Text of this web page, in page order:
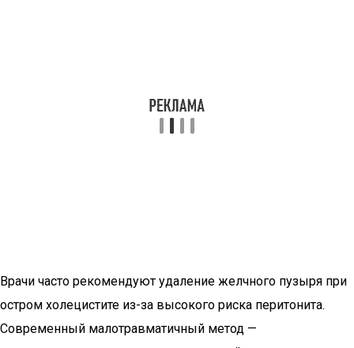
Врачи часто рекомендуют удаление желчного пузыря при
остром холецистите из-за высокого риска перитонита.
Современный малотравматичный метод —